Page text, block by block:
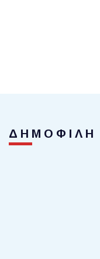
ΔΗΜΟΦΙΛΗ